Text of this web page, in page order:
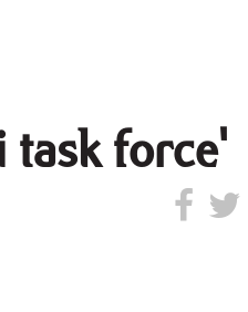
task force'